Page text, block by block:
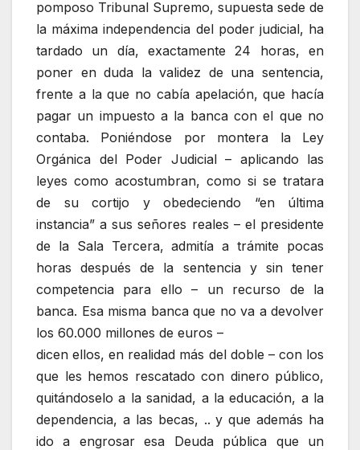
pomposo Tribunal Supremo, supuesta sede de
la máxima independencia del poder judicial, ha
tardado un día, exactamente 24 horas, en
poner en duda la validez de una sentencia,
frente a la que no cabía apelación, que hacía
pagar un impuesto a la banca con el que no
contaba. Poniéndose por montera la Ley
Orgánica del Poder Judicial – aplicando las
leyes como acostumbran, como si se tratara
de su cortijo y obedeciendo “en última
instancia” a sus señores reales – el presidente
de la Sala Tercera, admitía a trámite pocas
horas después de la sentencia y sin tener
competencia para ello – un recurso de la
banca. Esa misma banca que no va a devolver
los 60.000 millones de euros –
dicen ellos, en realidad más del doble – con los
que les hemos rescatado con dinero público,
quitándoselo a la sanidad, a la educación, a la
dependencia, a las becas, .. y que además ha
ido a engrosar esa Deuda pública que un